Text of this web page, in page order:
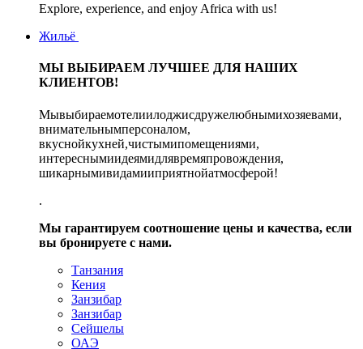
Explore, experience, and enjoy Africa with us!
Жильё
МЫ ВЫБИРАЕМ ЛУЧШЕЕ ДЛЯ НАШИХ
КЛИЕНТОВ!
Мывыбираемотелиилоджисдружелюбнымихозяевами,
внимательнымперсоналом,
вкуснойкухней,чистымипомещениями,
интереснымиидеямидлявремяпровождения,
шикарнымивидамииприятнойатмосферой!
.
Мы гарантируем соотношение цены и качества, если
вы бронируете с нами.
Танзания
Кения
Занзибар
Занзибар
Сейшелы
ОАЭ